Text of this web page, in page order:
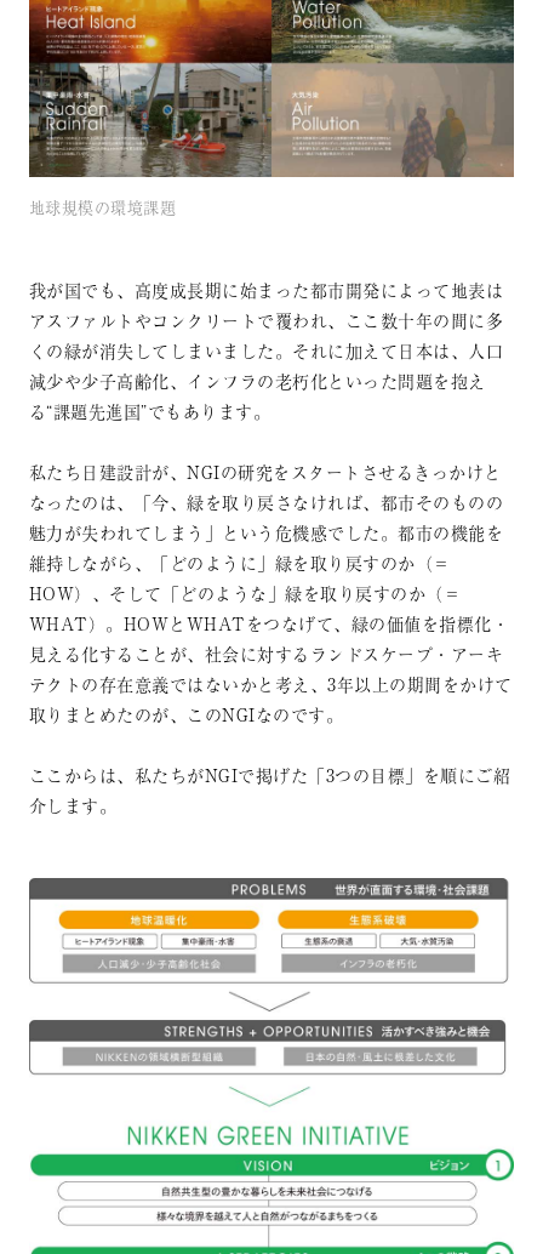
地球規模の環境課題
我が国でも、高度成長期に始まった都市開発によって地表は
アスファルトやコンクリートで覆われ、ここ数十年の間に多
くの緑が消失してしまいました。それに加えて日本は、人口
減少や少子高齢化、インフラの老朽化といった問題を抱え
る“課題先進国”でもあります。
私たち日建設計が、NGIの研究をスタートさせるきっかけと
なったのは、「今、緑を取り戻さなければ、都市そのものの
魅力が失われてしまう」という危機感でした。都市の機能を
維持しながら、「どのように」緑を取り戻すのか（＝
HOW）、そして「どのような」緑を取り戻すのか（＝
WHAT）。HOWとWHATをつなげて、緑の価値を指標化・
見える化することが、社会に対するランドスケープ・アーキ
テクトの存在意義ではないかと考え、3年以上の期間をかけて
取りまとめたのが、このNGIなのです。
ここからは、私たちがNGIで掲げた「3つの目標」を順にご紹
介します。